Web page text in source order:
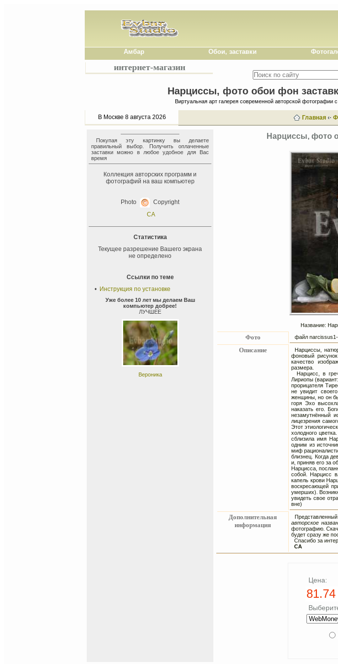
Амбар Обои, заставки
интернет-магазин
Нарциссы, фото обои фон
Виртуальная арт галерея современной авторской фотографии
В Москве 8 августа 2026 Главная ‹·
Покупая эту картинку вы делаете
правильный выбор. Получить оплаченные
заставки можно в любое удобное для Вас
время
Коллекция авторских программ и
фотографий на ваш компьютер
Photo
Copyright
СА
Статистика
Текущее разрешение Вашего экрана
не определено
Ссылки по теме
• Инструкция по установке
Уже более 10 лет мы делаем Ваш
компьютер добрее!
ЛУЧШЕЕ
Вероника
Нарциссы, фото
Название:
Фото файл narcissus1-
Описание
Нарциссы,
фоновый
качество
размера.
Нарцисс, в
Лириопы
прорицателя
не увидит
женщины, но он
горя Эхо
наказать его.
незамутнённый
лицезрения
Этот
холодного
сблизила имя
одним из
миф
близнец. Когда
и, приняв его за
Нарцисса,
собой. Нарцисс
капель крови
воскресающей
умерших).
увидеть свое
вне)
Дополнительная
информация
авторское
фотографию.
будет сразу же
Спасибо за
СА
Цена: